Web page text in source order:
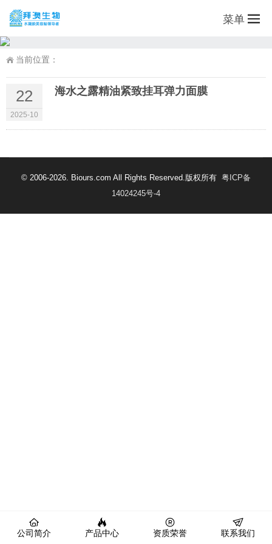
菜单
当前位置：
22
2025-10
海水之露精油紧致挂耳弹力面膜
© 2006-2026. Biours.com All Rights Reserved.版权所有 粤ICP备
14024245号-4
公司简介 产品中心 资质荣誉 联系我们